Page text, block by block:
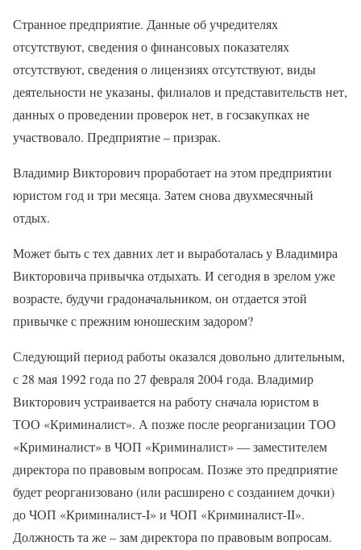
Странное предприятие. Данные об учредителях
отсутствуют, сведения о финансовых показателях
отсутствуют, сведения о лицензиях отсутствуют, виды
деятельности не указаны, филиалов и представительств нет,
данных о проведении проверок нет, в госзакупках не
участвовало. Предприятие – призрак.
Владимир Викторович проработает на этом предприятии
юристом год и три месяца. Затем снова двухмесячный
отдых.
Может быть с тех давних лет и выработалась у Владимира
Викторовича привычка отдыхать. И сегодня в зрелом уже
возрасте, будучи градоначальником, он отдается этой
привычке с прежним юношеским задором?
Следующий период работы оказался довольно длительным,
с 28 мая 1992 года по 27 февраля 2004 года. Владимир
Викторович устраивается на работу сначала юристом в
ТОО «Криминалист». А позже после реорганизации ТОО
«Криминалист» в ЧОП «Криминалист» — заместителем
директора по правовым вопросам. Позже это предприятие
будет реорганизовано (или расширено с созданием дочки)
до ЧОП «Криминалист-I» и ЧОП «Криминалист-II».
Должность та же – зам директора по правовым вопросам.